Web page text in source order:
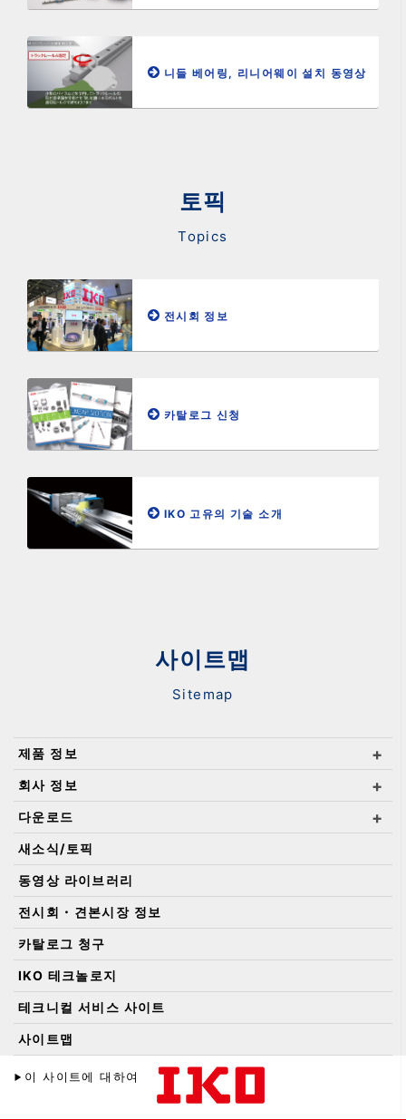
니들 베어링, 리니어웨이 설치 동영상
토픽
Topics
전시회 정보
카탈로그 신청
IKO 고유의 기술 소개
사이트맵
Sitemap
제품 정보
회사 정보
다운로드
새소식/토픽
동영상 라이브러리
전시회・견본시장 정보
카탈로그 청구
IKO 테크놀로지
테크니컬 서비스 사이트
사이트맵
이 사이트에 대하여